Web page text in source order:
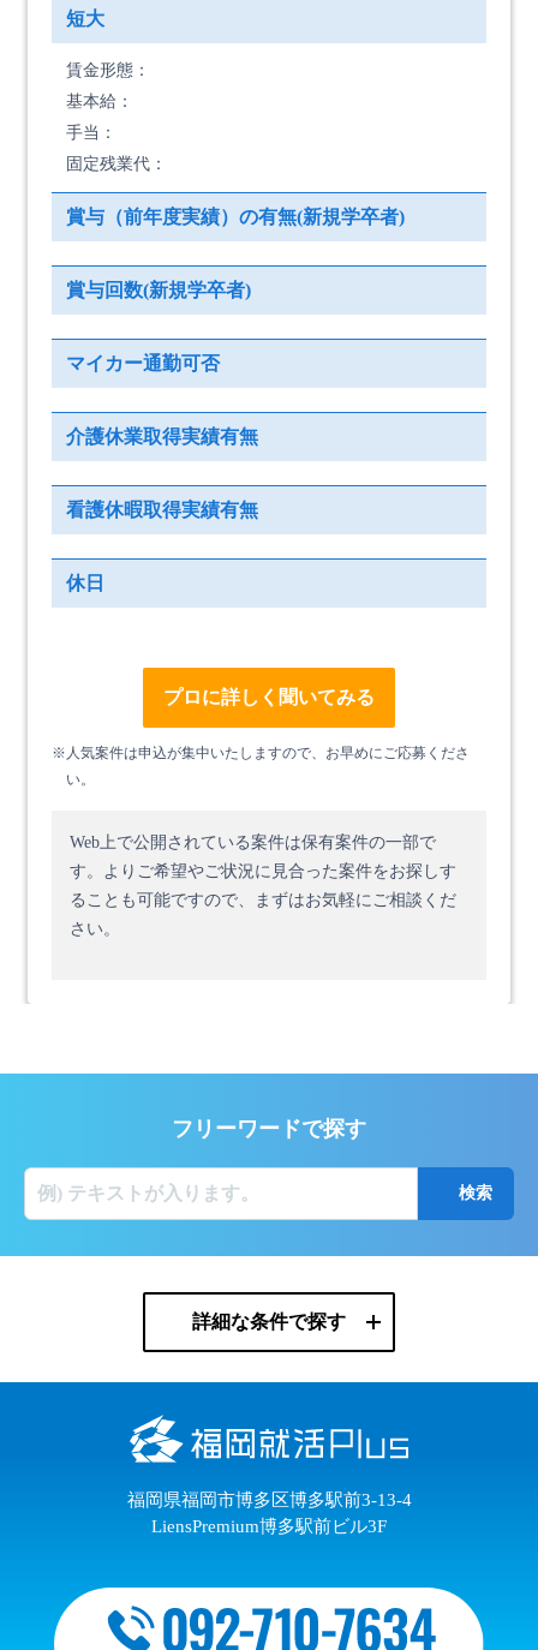
短大
賃金形態：
基本給：
手当：
固定残業代：
賞与（前年度実績）の有無(新規学卒者)
賞与回数(新規学卒者)
マイカー通勤可否
介護休業取得実績有無
看護休暇取得実績有無
休日
プロに詳しく聞いてみる
※人気案件は申込が集中いたしますので、お早めにご応募くださ
い。
Web上で公開されている案件は保有案件の一部で
す。 よりご希望やご状況に見合った案件をお探しす
ることも可能ですので、まずはお気軽にご相談くだ
さい。
フリーワードで探す
詳細な条件で探す
福岡県福岡市博多区博多駅前3-13-4
LiensPremium博多駅前ビル3F